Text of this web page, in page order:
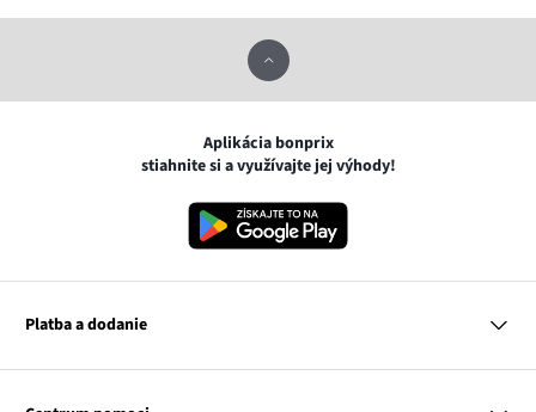
Aplikácia bonprix
stiahnite si a využívajte jej výhody!
Platba a dodanie